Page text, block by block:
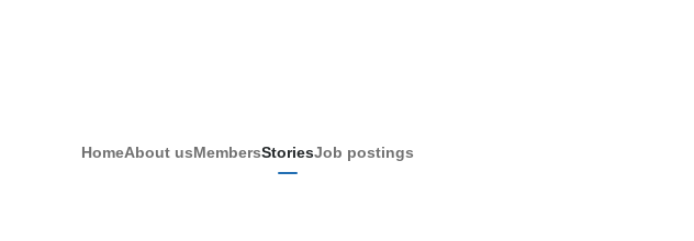
HomeAbout usMembersStoriesJob postings